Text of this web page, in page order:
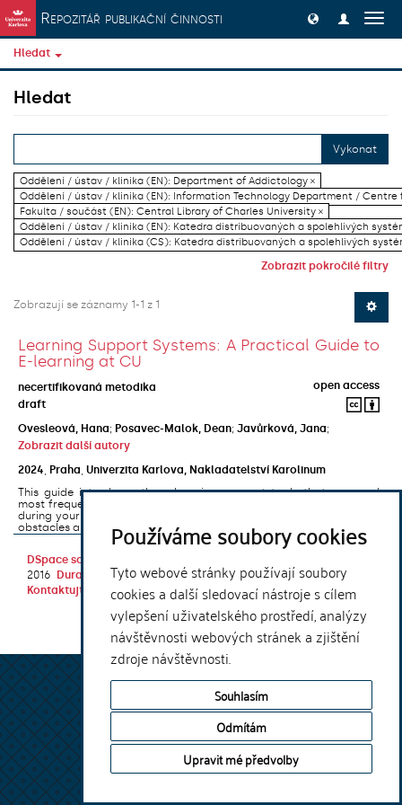
Používáme soubory cookies
Tyto webové stránky používají soubory
cookies a další sledovací nástroje s cílem
vylepšení uživatelského prostředí, analýzy
návštěvnosti webových stránek a zjištění
zdroje návštěvnosti.
Souhlasím
Odmítám
Upravit mé předvolby
Přeskočit na obsah
Repozitář publikační činnosti
Hledat
Hledat
Vykonat
Oddělení / ústav / klinika (EN): Department of Addictology ×
Oddělení / ústav / klinika (EN): Information Technology Department / Centre
Fakulta / součást (EN): Central Library of Charles University ×
Oddělení / ústav / klinika (EN): Katedra distribuovaných a spolehlivých
Oddělení / ústav / klinika (CS): Katedra distribuovaných a spolehlivých
Zobrazit pokročilé filtry
Zobrazují se záznamy 1-1 z 1
Learning Support Systems: A Practical Guide to
E-learning at CU
necertifikovaná metodika
open access
draft
Ovesleová, Hana; Posavec-Malok, Dean; Javůrková, Jana;
Zobrazit další autory
2024
Praha Univerzita Karlova, Nakladatelství Karolinum
This guide introduces the e-learning support tools that are used
most frequently at Charles University and that you may encounter
during your studies. It will also help you to avoid the most common
obstacles associated ...
DSpace software
2016
DuraSpace
Kontaktujte nás |Vyjádření názoru